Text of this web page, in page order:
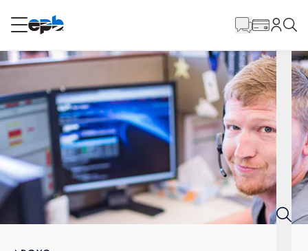
RESIDENCIAL
Internet
Energía
Televisión
principal